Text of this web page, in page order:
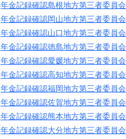
年金記録確認島根地方第三者委員会
年金記録確認岡山地方第三者委員会
年金記録確認山口地方第三者委員会
年金記録確認徳島地方第三者委員会
年金記録確認愛媛地方第三者委員会
年金記録確認高知地方第三者委員会
年金記録確認福岡地方第三者委員会
年金記録確認佐賀地方第三者委員会
年金記録確認熊本地方第三者委員会
年金記録確認大分地方第三者委員会